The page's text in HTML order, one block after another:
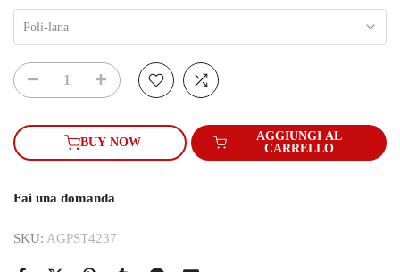
Poli-lana
BUY NOW
AGGIUNGI AL
CARRELLO
Fai una domanda
SKU: AGPST4237